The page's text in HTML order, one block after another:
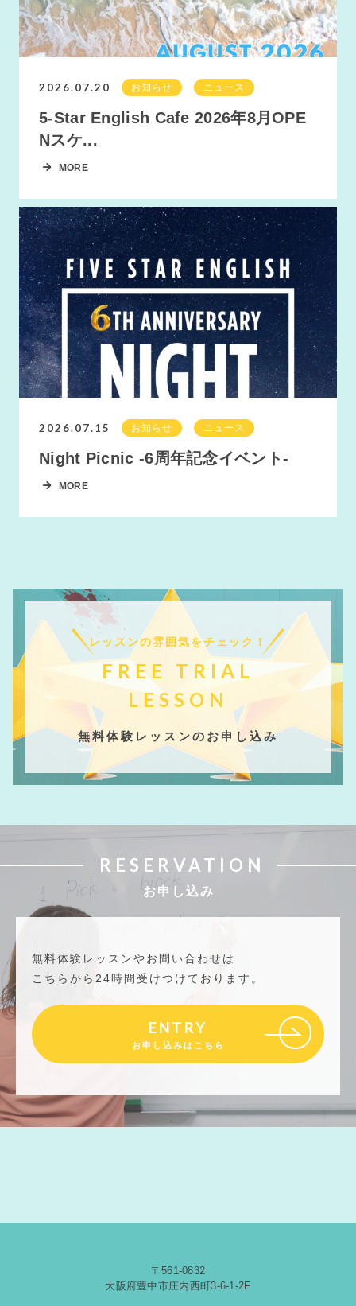
2026.07.20 お知らせ ニュース
5-Star English Cafe 2026年8月OPE
Nスケ...
MORE
2026.07.15 お知らせ ニュース
Night Picnic -6周年記念イベント-
MORE
レッスンの雰囲気をチェック！
FREE TRIAL
LESSON
無料体験レッスンのお申し込み
RESERVATION
お申し込み
無料体験レッスンやお問い合わせは
こちらから24時間受けつけております。
ENTRY
お申し込みはこちら
〒561-0832
大阪府豊中市庄内西町3-6-1-2F